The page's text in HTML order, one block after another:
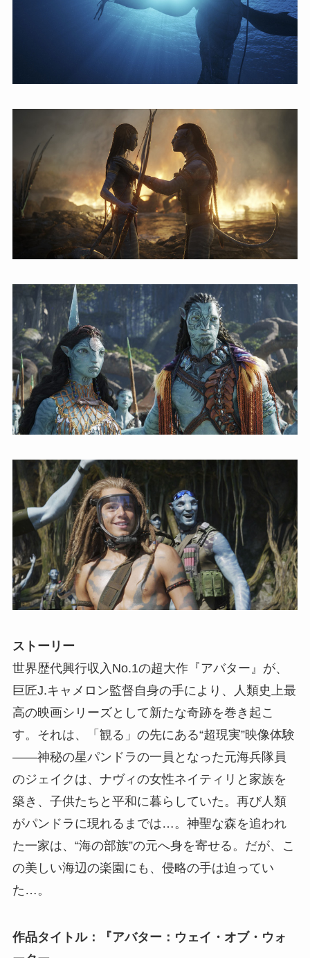
ストーリー
世界歴代興行収入No.1の超大作『アバター』が、
巨匠J.キャメロン監督自身の手により、人類史上最
高の映画シリーズとして新たな奇跡を巻き起こ
す。それは、「観る」の先にある“超現実”映像体験
――神秘の星パンドラの一員となった元海兵隊員
のジェイクは、ナヴィの女性ネイティリと家族を
築き、子供たちと平和に暮らしていた。再び人類
がパンドラに現れるまでは…。神聖な森を追われ
た一家は、“海の部族”の元へ身を寄せる。だが、こ
の美しい海辺の楽園にも、侵略の手は迫ってい
た…。
作品タイトル：『アバター：ウェイ・オブ・ウォ